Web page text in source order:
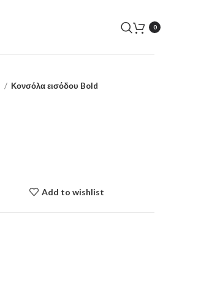
0
Κονσόλα εισόδου Bold
Add to wishlist